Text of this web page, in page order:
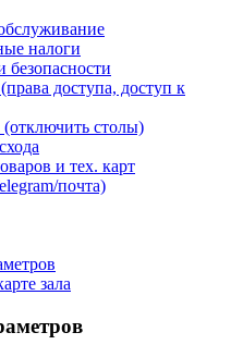
налоги
безопасности
доступа, доступ к
(отключить столы)
и тех. карт
почта)
зала